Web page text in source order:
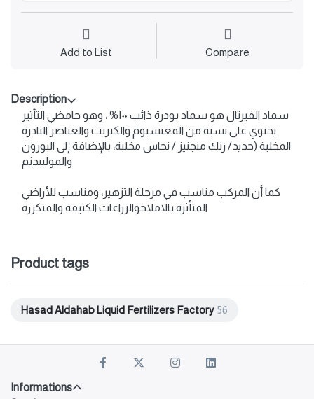
Add to List Compare
Description
سماد الفيرتال هو سماد بودرة ذائب ۱۰۰% ، وهو حامضي التأثير
يحتوي على نسبة من المغنسيوم والكبريت والعناصر النادرة
المخلبة (حديد/ زنك منجنيز / نحاس مخلبة، بالإضافة إلى البورون
والمولبيدنم
كما أن المركب مناسب في مرحلة التزهير، ومناسب للأراضي
المتأثرة بالاملاحوالزراعات الكثيفة والمتكررة
Product tags
Hasad Aldahab Liquid Fertilizers Factory 56
Informations